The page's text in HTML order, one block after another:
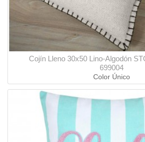
Cojín Lleno 30x50 Lino-Algodón
699004
Color Único